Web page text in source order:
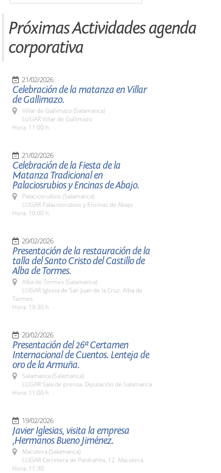
Próximas Actividades agenda
corporativa
21/02/2026
Celebración de la matanza en Villar
de Gallimazo.
Villar de Gallimazo (Salamanca)
LUGAR Villar de Gallimazo
Hora: 11:00 h.
21/02/2026
Celebración de la Fiesta de la
Matanza Tradicional en
Palaciosrubios y Encinas de Abajo.
Palaciosrubios (Salamanca)
LUGAR Palaciosrubios y Encinas de Abajo
Hora: 10:00 h.
20/02/2026
Presentación de la restauración de la
talla del Santo Cristo del Castillo de
Alba de Tormes.
Alba de Tormes (Salamanca)
LUGAR Iglesia de San Juan de la Cruz. Alba de
Tormes
Hora: 19:30 h
20/02/2026
Presentación del 26ª Certamen
Internacional de Cuentos. Lenteja de
oro de la Armuña.
Salamanca (Salamanca)
LUGAR Sala de prensa. Diputación de Salamanca
Hora: 11:00 h
19/02/2026
Javier Iglesias, visita la empresa
,Hermanos Bueno Jiménez.
Macotera (Salamanca)
LUGAR Carretera de Piedrahíta, 12. Macotera.
Hora: 11:30